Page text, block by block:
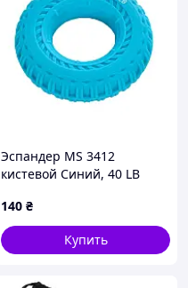
Эспандер MS 3412
кистевой Синий, 40 LB
140 ₴
Купить